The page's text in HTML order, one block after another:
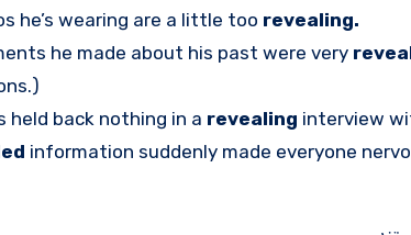
he’s wearing are a little too revealing.
he made about his past were very
held back nothing in a revealing interview
information suddenly made everyone